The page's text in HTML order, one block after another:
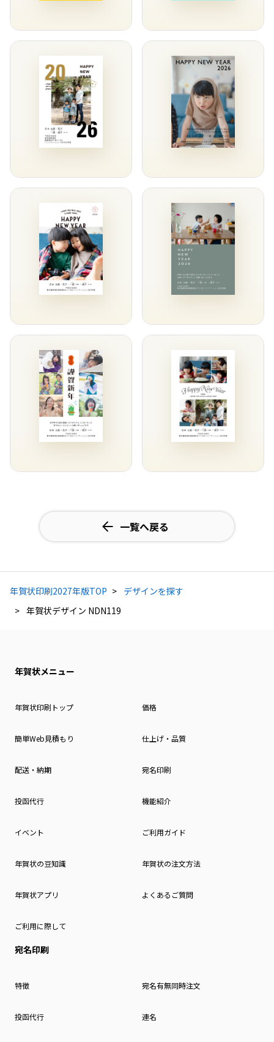
一覧へ戻る
年賀状印刷2027年版TOP
デザインを探す
年賀状デザイン NDN119
年賀状メニュー
年賀状印刷トップ 価格
簡単Web見積もり 仕上げ・品質
配送・納期 宛名印刷
投函代行 機能紹介
イベント ご利用ガイド
年賀状の豆知識 年賀状の注文方法
年賀状アプリ よくあるご質問
ご利用に際して
宛名印刷
特徴 宛名有無同時注文
投函代行 連名